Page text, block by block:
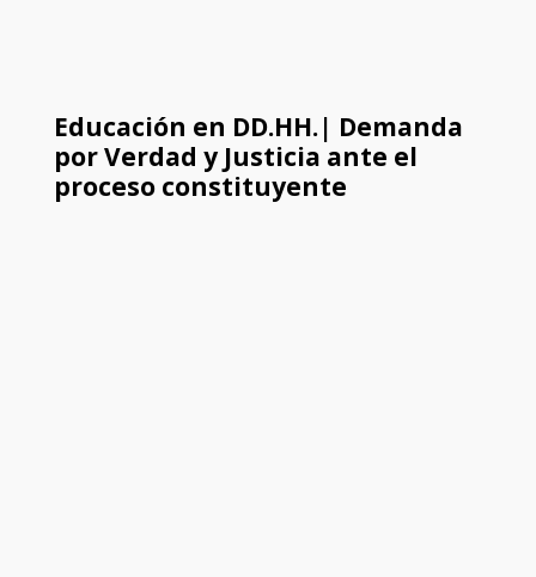
Educación en DD.HH.| Demanda
por Verdad y Justicia ante el
proceso constituyente